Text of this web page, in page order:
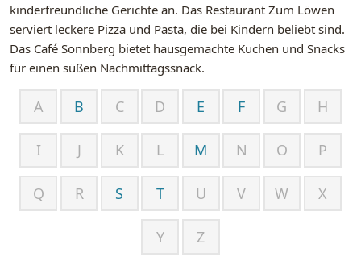
kinderfreundliche Gerichte an. Das Restaurant Zum Löwen
serviert leckere Pizza und Pasta, die bei Kindern beliebt sind.
Das Café Sonnberg bietet hausgemachte Kuchen und Snacks
für einen süßen Nachmittagssnack.
A B C D E F G H
I J K L M N O P
Q R S T U V W X
Y Z